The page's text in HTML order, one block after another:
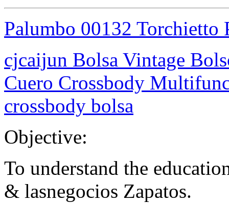
Palumbo 00132 Torchietto
cjcaijun Bolsa Vintage
Cuero Crossbody
crossbody bolsa
Objective:
To understand the
& lasnegocios Zapatos.